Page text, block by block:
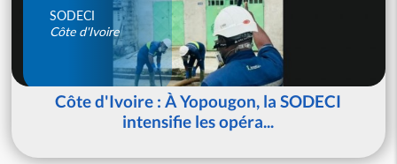
SODECI
Côte d'Ivoire
Côte d'Ivoire : À Yopougon, la SODECI
intensifie les opéra...